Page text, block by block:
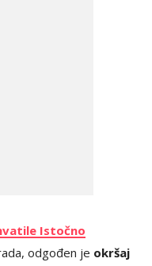
Istočno
odgođen je okršaj